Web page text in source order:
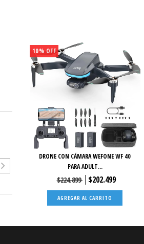
10% OFF
DRONE CON CÁMARA WEFONE WF 40
PARA ADULT...
$224.899 $202.499